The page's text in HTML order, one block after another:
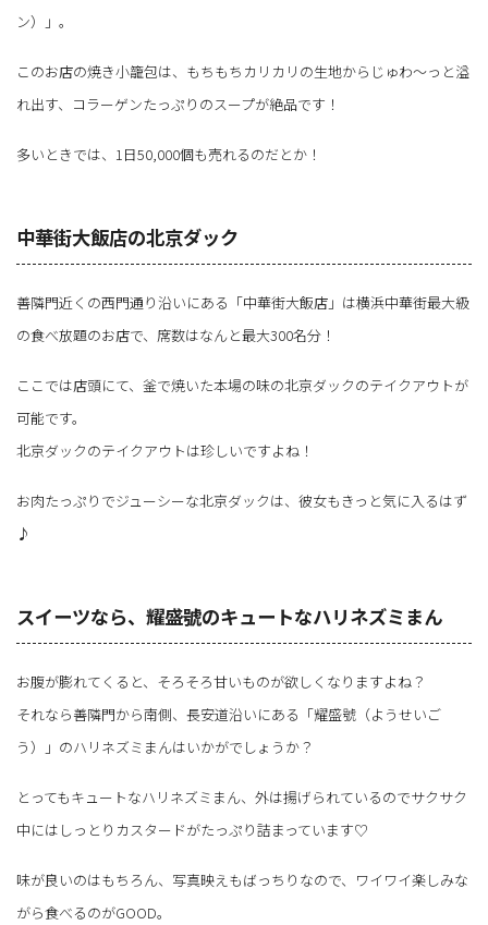
ン）」。
このお店の焼き小籠包は、もちもちカリカリの生地からじゅわ～っと溢
れ出す、コラーゲンたっぷりのスープが絶品です！
多いときでは、1日50,000個も売れるのだとか！
中華街大飯店の北京ダック
善隣門近くの西門通り沿いにある「中華街大飯店」は横浜中華街最大級
の食べ放題のお店で、席数はなんと最大300名分！
ここでは店頭にて、釜で焼いた本場の味の北京ダックのテイクアウトが
可能です。
北京ダックのテイクアウトは珍しいですよね！
お肉たっぷりでジューシーな北京ダックは、彼女もきっと気に入るはず
♪
スイーツなら、耀盛號のキュートなハリネズミまん
お腹が膨れてくると、そろそろ甘いものが欲しくなりますよね？
それなら善隣門から南側、長安道沿いにある「耀盛號（ようせいご
う）」のハリネズミまんはいかがでしょうか？
とってもキュートなハリネズミまん、外は揚げられているのでサクサク
中にはしっとりカスタードがたっぷり詰まっています♡
味が良いのはもちろん、写真映えもばっちりなので、ワイワイ楽しみな
がら食べるのがGOOD。